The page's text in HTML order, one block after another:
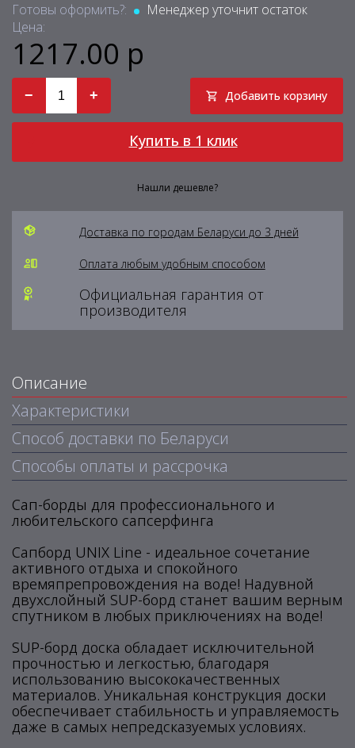
Готовы оформить?:
Менеджер уточнит остаток
Цена:
1217.00 р
− + Добавить корзину
Купить в 1 клик
Нашли дешевле?
Доставка по городам Беларуси до 3 дней
Оплата любым удобным способом
Официальная гарантия от
производителя
Описание
Характеристики
Способ доставки по Беларуси
Способы оплаты и рассрочка
Сап-борды для профессионального и
любительского сапсерфинга
Сапборд UNIX Line - идеальное сочетание
активного отдыха и спокойного
времяпрепровождения на воде! Надувной
двухслойный SUP-борд станет вашим верным
спутником в любых приключениях на воде!
SUP-борд доска обладает исключительной
прочностью и легкостью, благодаря
использованию высококачественных
материалов. Уникальная конструкция доски
обеспечивает стабильность и управляемость
даже в самых непредсказуемых условиях.